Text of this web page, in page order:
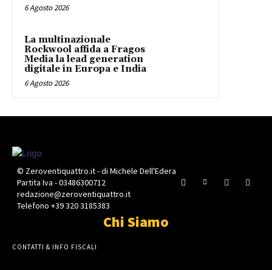
6 Agosto 2026
La multinazionale
Rockwool affida a Fragos
Media la lead generation
digitale in Europa e India
6 Agosto 2026
© Zeroventiquattro.it - di Michele Dell'Edera
Partita Iva - 03486300712
redazione@zeroventiquattro.it
Telefono +39 320 3185383
Chi Siamo
CONTATTI & INFO FISCALI